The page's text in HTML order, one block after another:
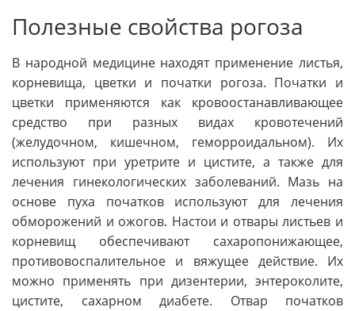
Полезные свойства рогоза
В народной медицине находят применение листья,
корневища, цветки и початки рогоза. Початки и
цветки применяются как кровоостанавливающее
средство при разных видах кровотечений
(желудочном, кишечном, геморроидальном). Их
используют при уретрите и цистите, а также для
лечения гинекологических заболеваний. Мазь на
основе пуха початков используют для лечения
обморожений и ожогов. Настои и отвары листьев и
корневищ обеспечивают сахаропонижающее,
противовоспалительное и вяжущее действие. Их
можно применять при дизентерии, энтероколите,
цистите, сахарном диабете. Отвар початков